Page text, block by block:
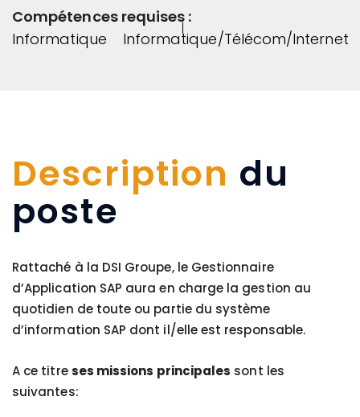
Compétences requises :
Informatique
Informatique/Télécom/Internet
Description du
poste
Rattaché à la DSI Groupe, le Gestionnaire
d’Application SAP aura en charge la gestion au
quotidien de toute ou partie du système
d’information SAP dont il/elle est responsable.
A ce titreses missions principales sont les
suivantes: